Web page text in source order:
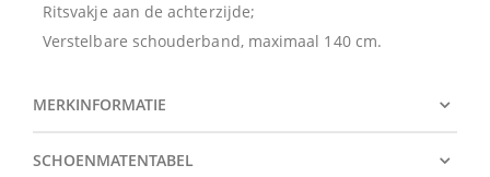
Ritsvakje aan de achterzijde;
Verstelbare schouderband, maximaal 140 cm.
MERKINFORMATIE
SCHOENMATENTABEL